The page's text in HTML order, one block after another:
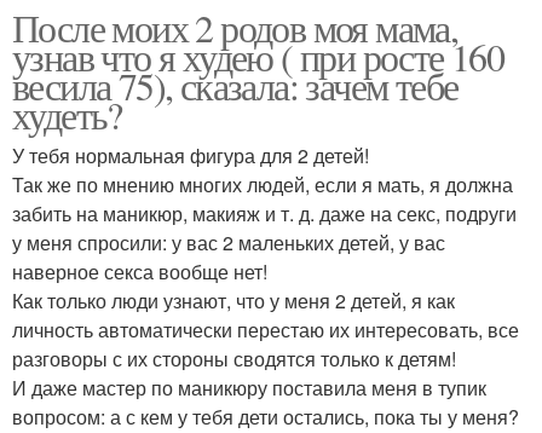
После моих 2 родов моя мама,
узнав что я худею ( при росте 160
весила 75), сказала: зачем тебе
худеть?
У тебя нормальная фигура для 2 детей!
Так же по мнению многих людей, если я мать, я должна
забить на маникюр, макияж и т. д. даже на секс, подруги
у меня спросили: у вас 2 маленьких детей, у вас
наверное секса вообще нет!
Как только люди узнают, что у меня 2 детей, я как
личность автоматически перестаю их интересовать, все
разговоры с их стороны сводятся только к детям!
И даже мастер по маникюру поставила меня в тупик
вопросом: а с кем у тебя дети остались, пока ты у меня?